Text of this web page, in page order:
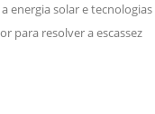
energia solar e tecnologias
para resolver a escassez